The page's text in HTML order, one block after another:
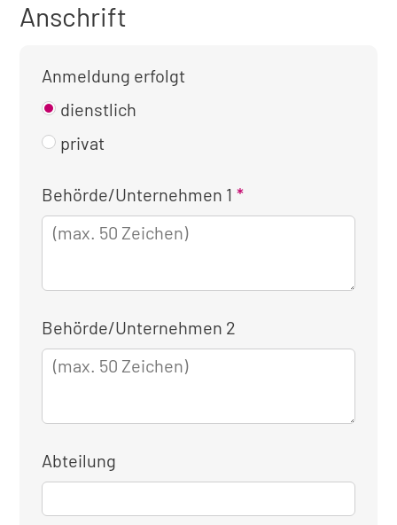
Anschrift
Anmeldung erfolgt
dienstlich
privat
Kontaktinformationen
für
die
Behörde/Unternehmen 1
Behörde/Unternehmen 2
Abteilung